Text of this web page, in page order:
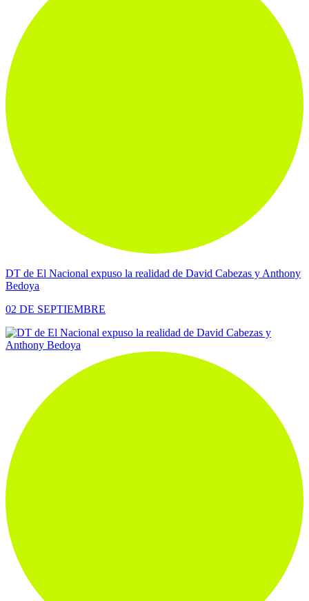
DT de El Nacional expuso la realidad de David Cabezas y Anthony
Bedoya
02 DE SEPTIEMBRE